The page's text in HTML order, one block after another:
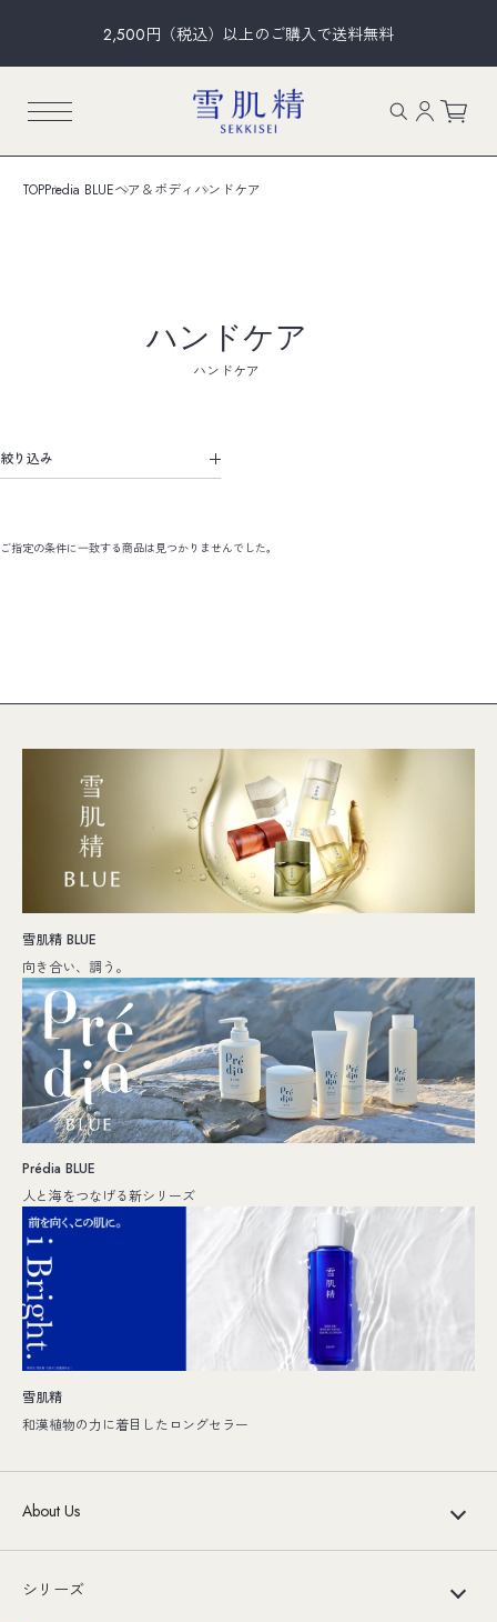
2,500円（税込）以上のご購入で送料無料
TOPPredia BLUEヘア＆ボディ ハンドケア
ハンドケア
ハンドケア
ご指定の条件に⼀致する商品は見つかりませんでした。
雪肌精 BLUE
向き合い、調う。
Prédia BLUE
人と海をつなげる新シリーズ
雪肌精
和漢植物の力に着目したロングセラー
About Us
シリーズ